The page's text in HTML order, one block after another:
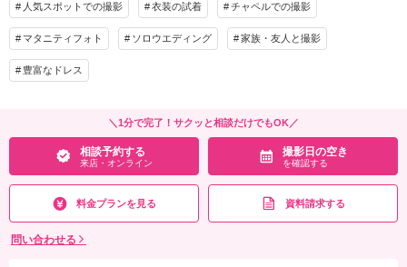
人気スポットでの撮影 衣装の試着 チャペルでの撮影
マタニティフォト ソロウエディング 家族・友人と撮影
豊富なドレス
＼1分で完了！サクッと相談だけでもOK／
相談予約する
来店・オンライン
撮影日の空き
を確認する
料金プランを見る 資料請求する
問い合わせる